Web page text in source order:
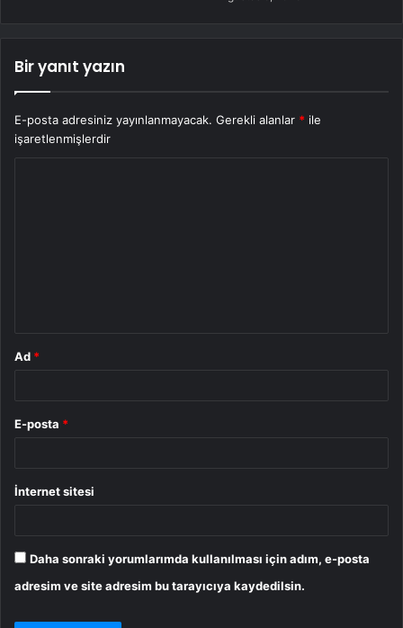
Bir yanıt yazın
E-posta adresiniz yayınlanmayacak. Gerekli alanlar * ile
işaretlenmişlerdir
Ad *
E-posta *
İnternet sitesi
Daha sonraki yorumlarımda kullanılması için adım, e-posta
adresim ve site adresim bu tarayıcıya kaydedilsin.